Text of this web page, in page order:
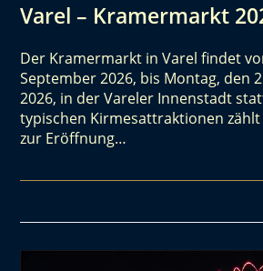
Varel – Kramermarkt
Der Kramermarkt in Varel findet
September 2026, bis Montag, den
2026, in der Vareler Innenstadt
typischen Kirmesattraktionen
zur Eröffnung…